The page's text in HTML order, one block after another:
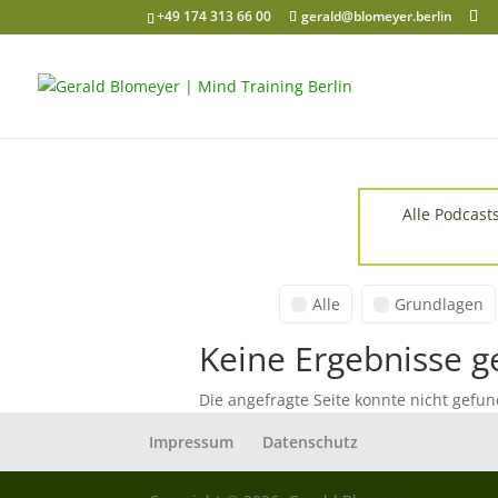
+49 174 313 66 00 gerald@blomeyer.berlin
Alle Podcasts
Alle Grundlagen
Keine Ergebnisse
Die angefragte Seite konnte nicht
Impressum
Datenschutz